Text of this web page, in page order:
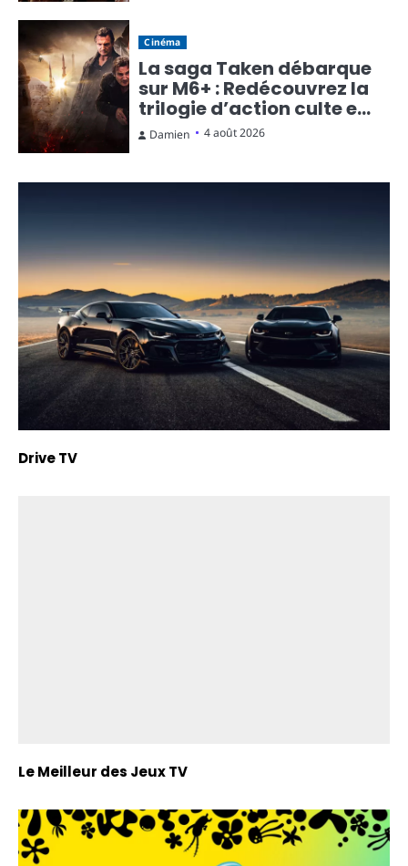
Cinéma
La saga Taken débarque
sur M6+ : Redécouvrez la
trilogie d’action culte en
streaming gratuit
Damien 4 août 2026
Drive TV
Le Meilleur des Jeux TV